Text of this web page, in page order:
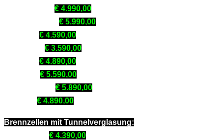
€ 4.990,00
€ 5.990,00
€ 4.590,00
€ 3.590,00
€ 4.890,00
€ 5.590,00
€ 5.890,00
€ 4.890,00
Brennzellen mit Tunnelverglasung:
€ 4.390,00